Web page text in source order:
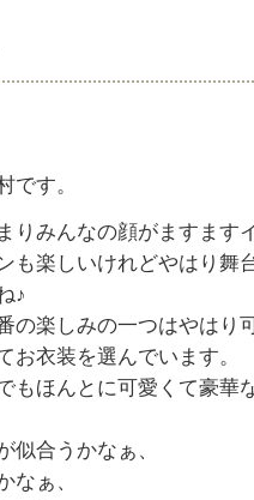
です。
りみんなの顔がますます
も楽しいけれどやはり舞
♪
の楽しみの一つはやはり
お衣装を選んでいます。
もほんとに可愛くて豪華
似合うかなぁ、
なぁ、